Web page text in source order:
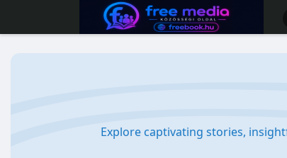
Explore captivating stories,